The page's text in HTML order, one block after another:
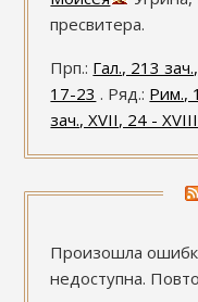
пресвитера.
Прп.: Гал., 213
17-23 . Ряд.: Рим.,
зач., XVII, 24 -
Произошла
недоступна.